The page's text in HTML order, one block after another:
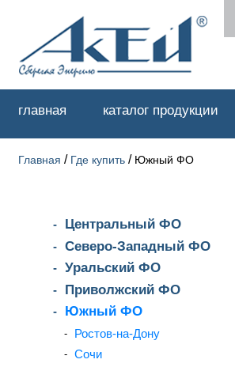
главная каталог продукции
Главная / Где купить / Южный ФО
Центральный ФО
Северо-Западный ФО
Уральский ФО
Приволжский ФО
Южный ФО
Ростов-на-Дону
Сочи